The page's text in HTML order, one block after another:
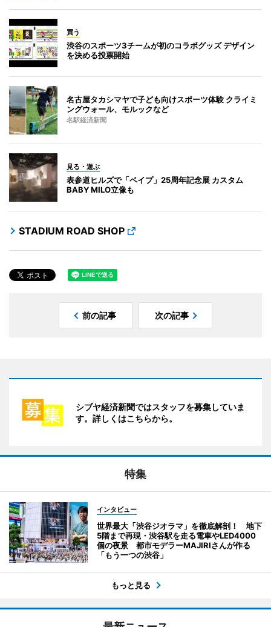
買う
渋谷のスポーツ3チームが初のコラボグッズ デザイン
を決める投票開始
名古屋タカシマヤで子ども向けスポーツ体験 クライミ
ングウォール、モルックなど
名駅経済新聞
見る・遊ぶ
表参道ヒルズで「ベイプ」25周年記念展 カスタム
BABY MILO立像も
STADIUM ROAD SHOP
前の記事 次の記事
シブヤ経済新聞ではスタッフを募集していま
す。詳しくはこちらから。
特集
インタビュー
世界最大「渋谷ジオラマ」を徹底解剖！ 地下
5階まで再現・渋谷駅を走る電車やLED4000
個の夜景 都市モデラーMAJIRIさんが作る
「もう一つの渋谷」
もっと見る